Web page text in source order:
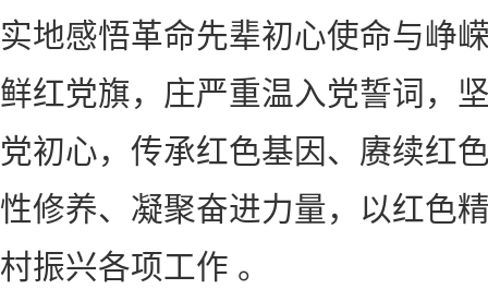
实地感悟革命先辈初心使命与峥
鲜红党旗，庄严重温入党誓词，
党初心，传承红色基因、赓续红
性修养、凝聚奋进力量，以红色
村振兴各项工作 。